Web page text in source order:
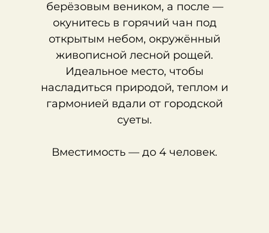
берёзовым веником, а после —
окунитесь в горячий чан под
открытым небом, окружённый
живописной лесной рощей.
Идеальное место, чтобы
насладиться природой, теплом и
гармонией вдали от городской
суеты.
Вместимость — до 4 человек.